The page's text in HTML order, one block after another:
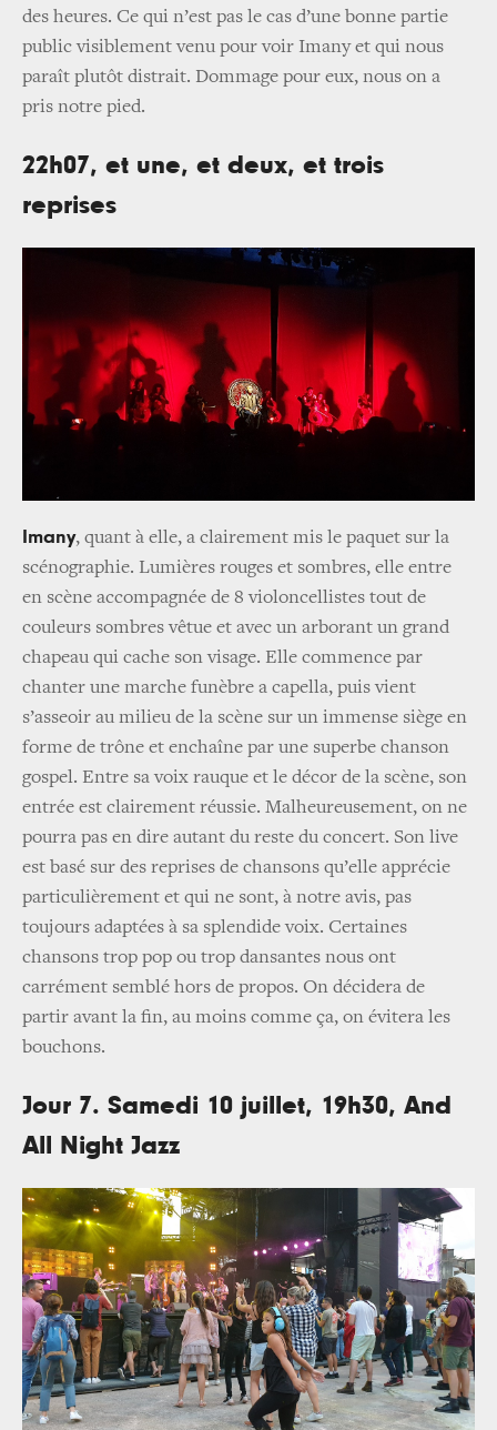
des heures. Ce qui n’est pas le cas d’une bonne partie
public visiblement venu pour voir Imany et qui nous
paraît plutôt distrait. Dommage pour eux, nous on a
pris notre pied.
22h07, et une, et deux, et trois
reprises
Imany, quant à elle, a clairement mis le paquet sur la
scénographie. Lumières rouges et sombres, elle entre
en scène accompagnée de 8 violoncellistes tout de
couleurs sombres vêtue et avec un arborant un grand
chapeau qui cache son visage. Elle commence par
chanter une marche funèbre a capella, puis vient
s’asseoir au milieu de la scène sur un immense siège en
forme de trône et enchaîne par une superbe chanson
gospel. Entre sa voix rauque et le décor de la scène, son
entrée est clairement réussie. Malheureusement, on ne
pourra pas en dire autant du reste du concert. Son live
est basé sur des reprises de chansons qu’elle apprécie
particulièrement et qui ne sont, à notre avis, pas
toujours adaptées à sa splendide voix. Certaines
chansons trop pop ou trop dansantes nous ont
carrément semblé hors de propos. On décidera de
partir avant la fin, au moins comme ça, on évitera les
bouchons.
Jour 7. Samedi 10 juillet, 19h30, And
All Night Jazz